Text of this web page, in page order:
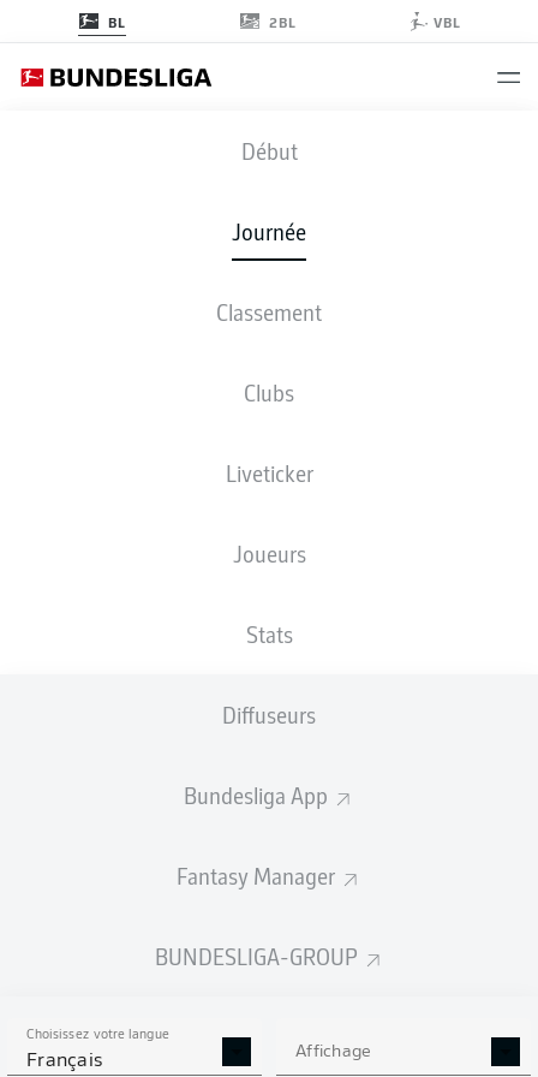
BL 2BL VBL
Début
Journée
Classement
Clubs
Liveticker
Joueurs
Stats
Diffuseurs
Bundesliga App
Fantasy Manager
BUNDESLIGA-GROUP
Choisissez votre langue
Français Affichage
HSV - FCA
COMPOSITIONS STATISTIQUES
0